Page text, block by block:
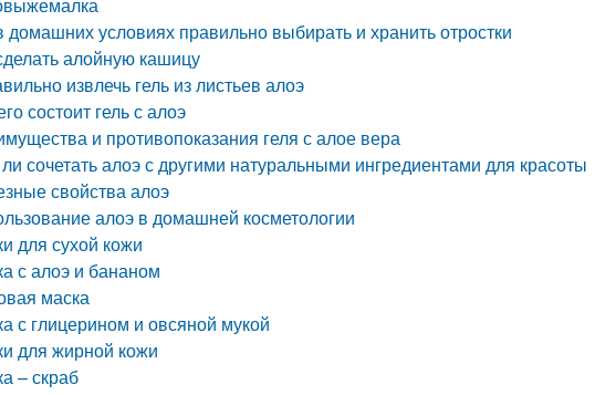
домашних условиях правильно выбирать и хранить отростки
алойную кашицу
извлечь гель из листьев алоэ
состоит гель с алоэ
и противопоказания геля с алое вера
сочетать алоэ с другими натуральными ингредиентами для красоты
свойства алоэ
алоэ в домашней косметологии
для сухой кожи
с алоэ и бананом
маска
с глицерином и овсяной мукой
для жирной кожи
– скраб